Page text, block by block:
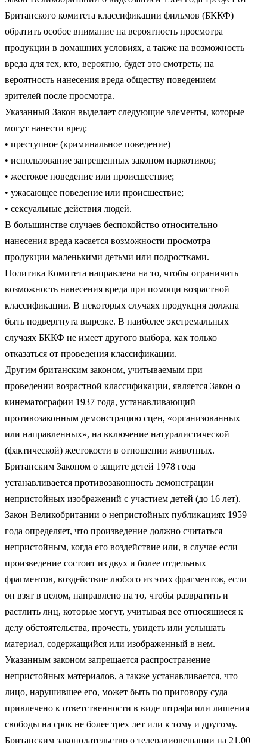
Британского комитета классификации фильмов (БККФ)
обратить особое внимание на вероятность просмотра
продукции в домашних условиях, а также на возможность
вреда для тех, кто, вероятно, будет это смотреть; на
вероятность нанесения вреда обществу поведением
зрителей после просмотра.
Указанный Закон выделяет следующие элементы, которые
могут нанести вред:
• преступное (криминальное поведение)
• использование запрещенных законом наркотиков;
• жестокое поведение или происшествие;
• ужасающее поведение или происшествие;
• сексуальные действия людей.
В большинстве случаев беспокойство относительно
нанесения вреда касается возможности просмотра
продукции маленькими детьми или подростками.
Политика Комитета направлена на то, чтобы ограничить
возможность нанесения вреда при помощи возрастной
классификации. В некоторых случаях продукция должна
быть подвергнута вырезке. В наиболее экстремальных
случаях БККФ не имеет другого выбора, как только
отказаться от проведения классификации.
Другим британским законом, учитываемым при
проведении возрастной классификации, является Закон о
кинематографии 1937 года, устанавливающий
противозаконным демонстрацию сцен, «организованных
или направленных», на включение натуралистической
(фактической) жестокости в отношении животных.
Британским Законом о защите детей 1978 года
устанавливается противозаконность демонстрации
непристойных изображений с участием детей (до 16 лет).
Закон Великобритании о непристойных публикациях 1959
года определяет, что произведение должно считаться
непристойным, когда его воздействие или, в случае если
произведение состоит из двух и более отдельных
фрагментов, воздействие любого из этих фрагментов, если
он взят в целом, направлено на то, чтобы развратить и
растлить лиц, которые могут, учитывая все относящиеся к
делу обстоятельства, прочесть, увидеть или услышать
материал, содержащийся или изображенный в нем.
Указанным законом запрещается распространение
непристойных материалов, а также устанавливается, что
лицо, нарушившее его, может быть по приговору суда
привлечено к ответственности в виде штрафа или лишения
свободы на срок не более трех лет или к тому и другому.
Британским законодательство о телерадиовещании на 21.00